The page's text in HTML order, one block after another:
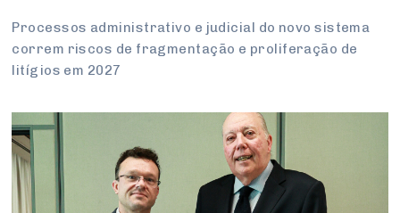
Processos administrativo e judicial do novo sistema
correm riscos de fragmentação e proliferação de
litígios em 2027